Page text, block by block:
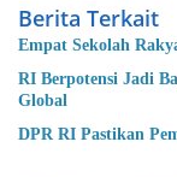
Berita Terkait
Empat Sekolah
RI Berpotensi Jadi
Global
DPR RI Pastikan